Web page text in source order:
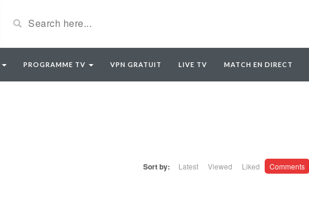
PROGRAMME TV VPN GRATUIT LIVE TV MATCH EN DIRECT
Sort by: Latest Viewed Liked Comments